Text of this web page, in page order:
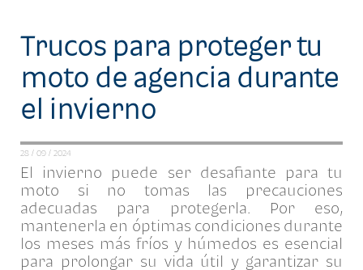
Trucos para proteger tu
moto de agencia durante
el invierno
28 / 09 / 2024
El invierno puede ser desafiante para tu
moto si no tomas las precauciones
adecuadas para protegerla. Por eso,
mantenerla en óptimas condiciones durante
los meses más fríos y húmedos es esencial
para prolongar su vida útil y garantizar su